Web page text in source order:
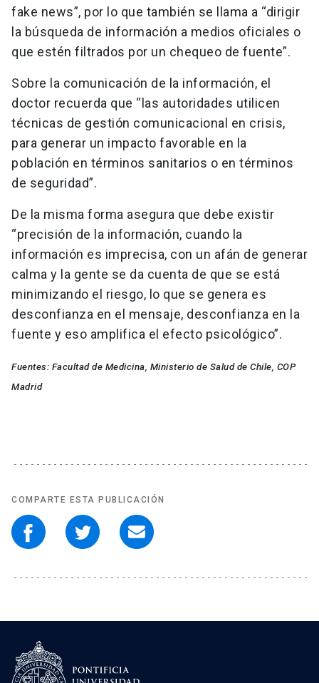
fake news”, por lo que también se llama a “dirigir
la búsqueda de información a medios oficiales o
que estén filtrados por un chequeo de fuente”.
Sobre la comunicación de la información, el
doctor recuerda que “las autoridades utilicen
técnicas de gestión comunicacional en crisis,
para generar un impacto favorable en la
población en términos sanitarios o en términos
de seguridad”.
De la misma forma asegura que debe existir
“precisión de la información, cuando la
información es imprecisa, con un afán de generar
calma y la gente se da cuenta de que se está
minimizando el riesgo, lo que se genera es
desconfianza en el mensaje, desconfianza en la
fuente y eso amplifica el efecto psicológico”.
Fuentes: Facultad de Medicina, Ministerio de Salud de Chile, COP
Madrid
COMPARTE ESTA PUBLICACIÓN